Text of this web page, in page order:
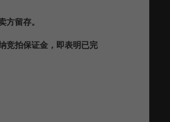
方留存。
竞拍保证金，即表明已完